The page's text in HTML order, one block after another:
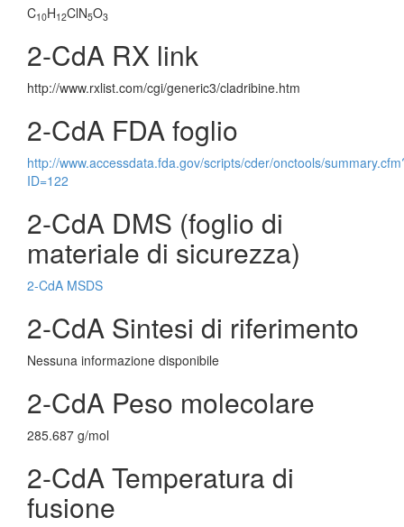
C10H12ClN5O3
2-CdA RX link
http://www.rxlist.com/cgi/generic3/cladribine.htm
2-CdA FDA foglio
http://www.accessdata.fda.gov/scripts/cder/onctools/
ID=122
2-CdA DMS (foglio di
materiale di sicurezza)
2-CdA MSDS
2-CdA Sintesi di riferimento
Nessuna informazione disponibile
2-CdA Peso molecolare
285.687 g/mol
2-CdA Temperatura di
fusione